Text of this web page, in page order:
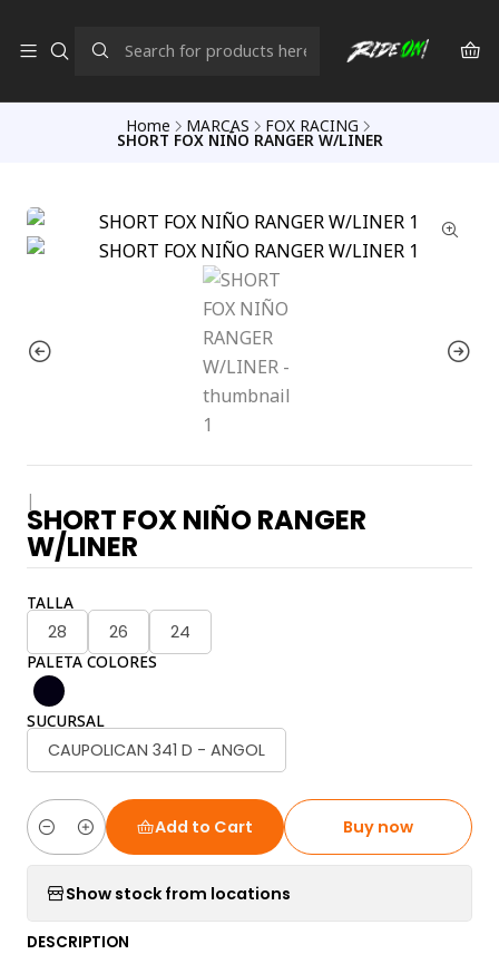
Home MARCAS FOX RACING
SHORT FOX NIÑO RANGER W/LINER
|
SHORT FOX NIÑO RANGER
W/LINER
TALLA
28 26 24
PALETA COLORES
SUCURSAL
CAUPOLICAN 341 D - ANGOL
Quantity
Add to Cart Buy now
Show stock from locations
DESCRIPTION